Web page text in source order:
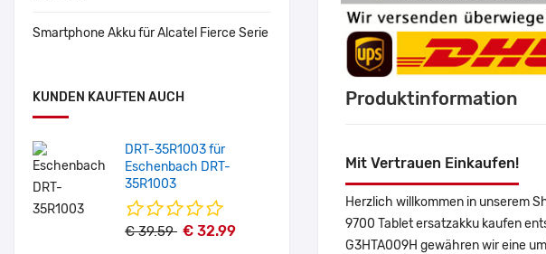
Smartphone Akku für Alcatel Fierce Serie
KUNDEN KAUFTEN AUCH
DRT-35R1003 für
Eschenbach DRT-
35R1003
€ 39.59 € 32.99
Produktinformation
Mit Vertrauen Einkaufen!
Herzlich willkommen in unserem
9700 Tablet ersatzakku kaufen
G3HTA009H gewähren wir eine